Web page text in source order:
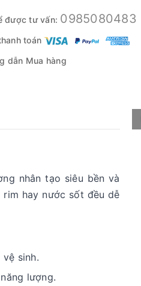
được tư vấn: 0985080483
toán
dẫn Mua hàng
nhân tạo siêu bền và
rim hay nước sốt đều dễ
sinh.
lượng.